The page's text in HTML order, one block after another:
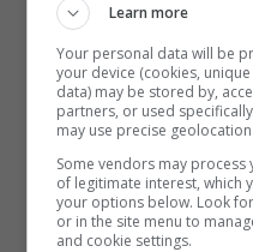
Per quanto
sia
pratica, ed è
bene e tornare poi
Learn more
Your personal data will be
your device (cookies,
data) may be stored by,
partners, or used
may use precise
Some vendors may
of legitimate interest, which
your options below. Look
or in the site menu to
and cookie settings.